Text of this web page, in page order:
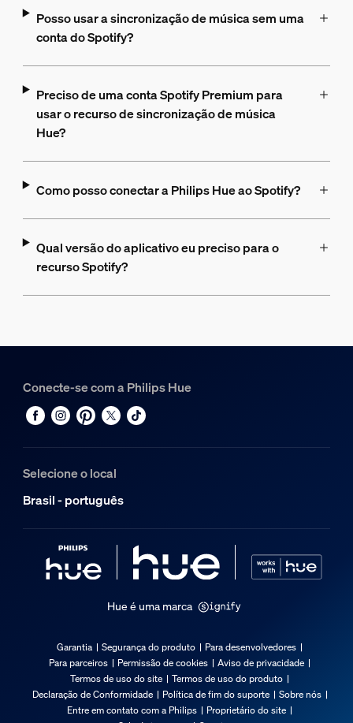
Posso usar a sincronização de música sem uma
conta do Spotify?
Preciso de uma conta Spotify Premium para
usar o recurso de sincronização de música
Hue?
Como posso conectar a Philips Hue ao Spotify?
Qual versão do aplicativo eu preciso para o
recurso Spotify?
Conecte-se com a Philips Hue
Selecione o local
Brasil - português
Hue é uma marca
Garantia Segurança do produto
Para desenvolvedores
Para parceiros
Permissão de cookies
Aviso de privacidade
Termos de uso do site
Termos de uso do produto
Declaração de Conformidade
Política de fim do suporte
Sobre nós
Entre em contato com a Philips
Proprietário do site